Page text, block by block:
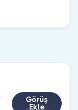
Görüş
Ekle